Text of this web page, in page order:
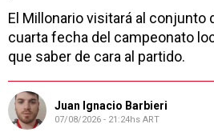
El Millonario visitará al conjunto
cuarta fecha del campeonato
que saber de cara al partido.
Juan Ignacio Barbieri
07/08/2026 - 21:24hs ART